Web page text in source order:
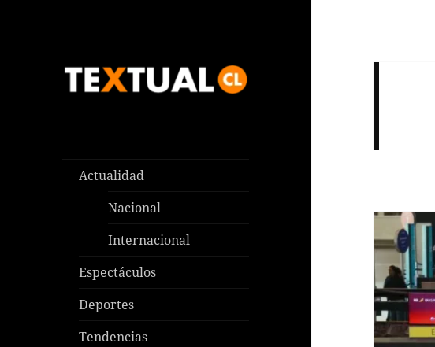
Actualidad
Nacional
Internacional
Espectáculos
Deportes
Tendencias